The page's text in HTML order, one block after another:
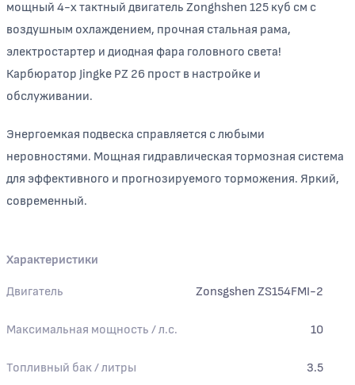
мощный 4-х тактный двигатель Zonghshen 125 куб см с
воздушным охлаждением, прочная стальная рама,
электростартер и диодная фара головного света!
Карбюратор Jingke PZ 26 прост в настройке и
обслуживании.
Энергоемкая подвеска справляется с любыми
неровностями. Мощная гидравлическая тормозная система
для эффективного и прогнозируемого торможения. Яркий,
современный.
Характеристики
Двигатель Zonsgshen ZS154FMI-2
Максимальная мощность / л.с. 10
Топливный бак / литры 3.5